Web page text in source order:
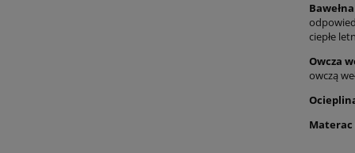
Bawełna
ciepłe
Owcza
owczą